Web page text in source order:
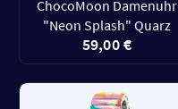
ChocoMoon Damenuhr
"Neon Splash" Quarz
59,00 €